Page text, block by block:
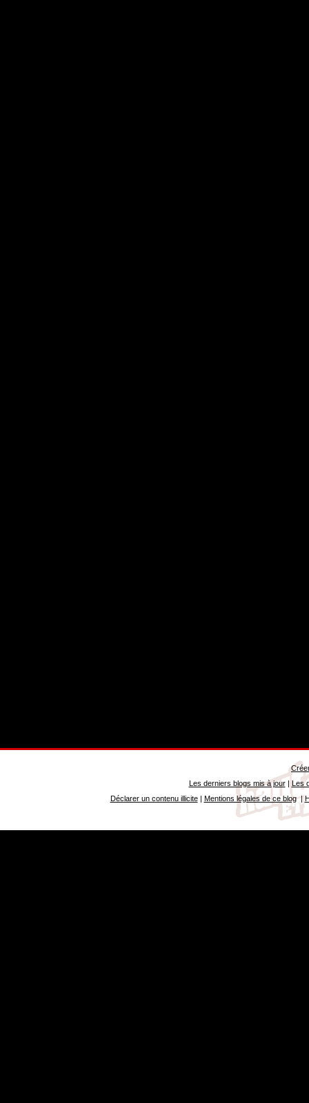
Les derniers blogs mis à jour| Les
Déclarer un contenu illicite| Mentions légales de ce blog|